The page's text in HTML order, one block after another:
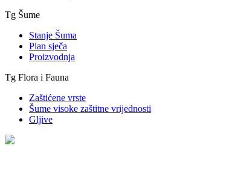
Tg Šume
Stanje Šuma
Plan sječa
Proizvodnja
Tg Flora i Fauna
Zaštićene vrste
Šume visoke zaštitne vrijednosti
Gljive